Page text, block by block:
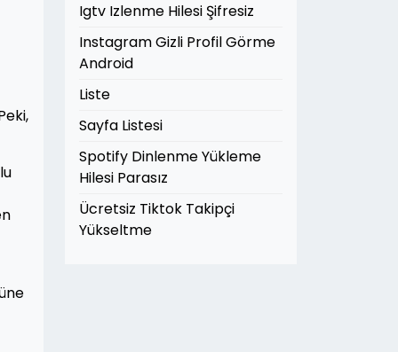
Igtv Izlenme Hilesi Şifresiz
Instagram Gizli Profil Görme
Android
Liste
Sayfa Listesi
Spotify Dinlenme Yükleme
Hilesi Parasız
Ücretsiz Tiktok Takipçi
Yükseltme